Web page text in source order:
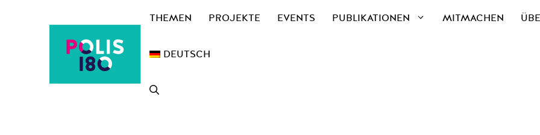
THEMEN PROJEKTE EVENTS PUBLIKATIONEN MITMACHEN
DEUTSCH